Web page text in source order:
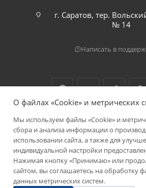
г. Саратов, тер.
№ 14
Написать в
2026 © ООО
О файлах «Cookie» и метрических
Мы используем файлы «Cookie» и
сбора и анализа информации о
использовании сайта, а также для
индивидуальной настройки
Нажимая кнопку «Принимаю» или
сайтом, вы соглашаетесь на обработку
данных метрических систем.